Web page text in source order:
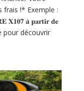
frais !* Exemple :
𝐚̀ 𝐩𝐚𝐫𝐭𝐢𝐫 𝐝𝐞
pour découvrir